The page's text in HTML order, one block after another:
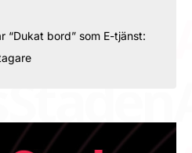
“Dukat bord” som E-tjänst: